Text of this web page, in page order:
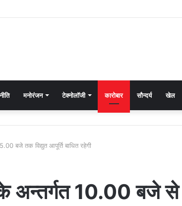
मनोरंजन टेक्नोलॉजी कारोबार सौन्दर्य खेल
बजे तक विद्युत आपूर्ति बाधित रहेगी
अन्तर्गत 10.00 बजे से